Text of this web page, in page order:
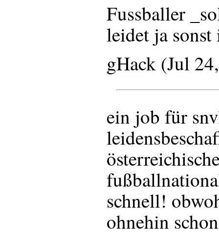
Fussballer
leidet ja
gHack (Jul
ein job für
schnell!
ohnehin